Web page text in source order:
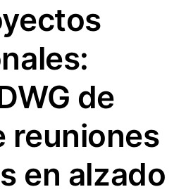
de
reuniones
en alzado